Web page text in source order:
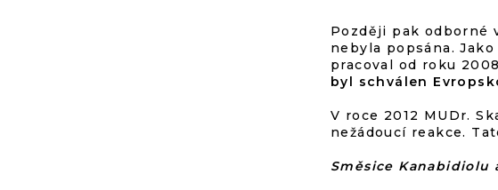
Později pak
nebyla popsána.
pracoval od roku
byl schválen
V roce 2012 MUDr.
nežádoucí reakce.
Směsice Kanabidiolu